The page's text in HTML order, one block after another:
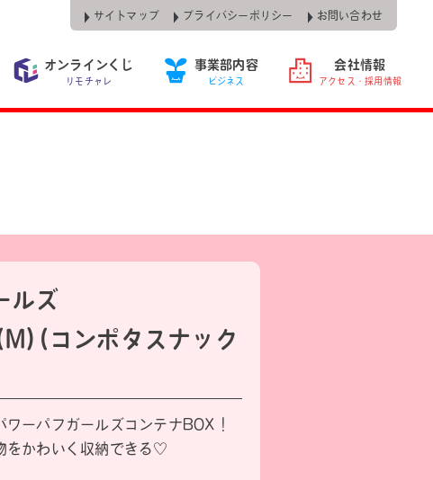
サイトマップ プライバシーポリシー お問い合わせ
オンラインくじ
リモチャレ
事業部内容
ビジネス
会社情報
アクセス・採用情報
ルズ
コンポタスナック
ワーパフガールズコンテナBOX！
をかわいく収納できる♡